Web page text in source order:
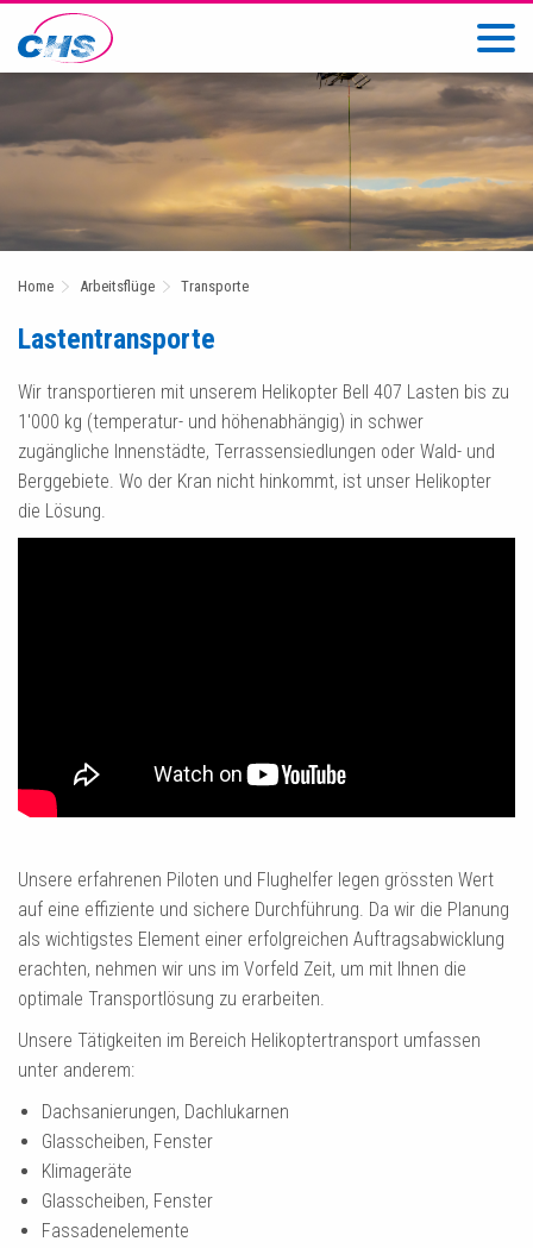
Home Arbeitsflüge Transporte
Lastentransporte
Wir transportieren mit unserem Helikopter Bell 407 Lasten bis zu
1'000 kg (temperatur- und höhenabhängig) in schwer
zugängliche Innenstädte, Terrassensiedlungen oder Wald- und
Berggebiete. Wo der Kran nicht hinkommt, ist unser Helikopter
die Lösung.
Unsere erfahrenen Piloten und Flughelfer legen grössten Wert
auf eine effiziente und sichere Durchführung. Da wir die Planung
als wichtigstes Element einer erfolgreichen Auftragsabwicklung
erachten, nehmen wir uns im Vorfeld Zeit, um mit Ihnen die
optimale Transportlösung zu erarbeiten.
Unsere Tätigkeiten im Bereich Helikoptertransport umfassen
unter anderem:
Dachsanierungen, Dachlukarnen
Glasscheiben, Fenster
Klimageräte
Glasscheiben, Fenster
Fassadenelemente